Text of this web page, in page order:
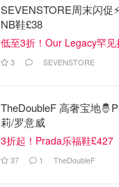
SEVENSTORE周末闪促
NB鞋£38
低至3折！Our Legacy罕见
3 SEVENSTORE
TheDoubleF 高奢宝地
莉/罗意威
3折起！Prada乐福鞋£427
37 1 TheDoubleF